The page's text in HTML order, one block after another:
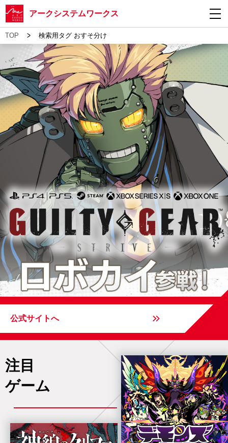
アークシステムワークス
TOP > 検索用タグ おすそ分け
公式サイトへ
注目
ゲーム